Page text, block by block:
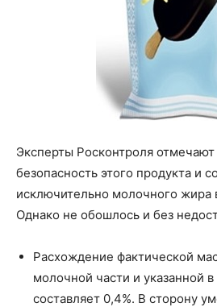
Эксперты Росконтроля
безопасность этого продукта и
исключительно молочного жира
Однако не обошлось и без
Расхождение фактической
молочной части и указанной
составляет 0,4%. В сторону